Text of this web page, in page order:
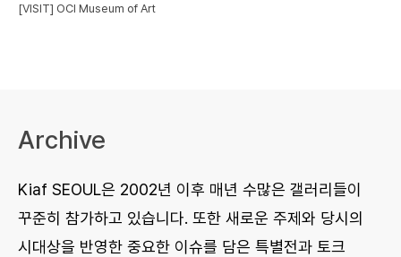
[VISIT] OCI Museum of Art
Archive
Kiaf SEOUL은 2002년 이후 매년 수많은 갤러리들이
꾸준히 참가하고 있습니다. 또한 새로운 주제와 당시의
시대상을 반영한 중요한 이슈를 담은 특별전과 토크